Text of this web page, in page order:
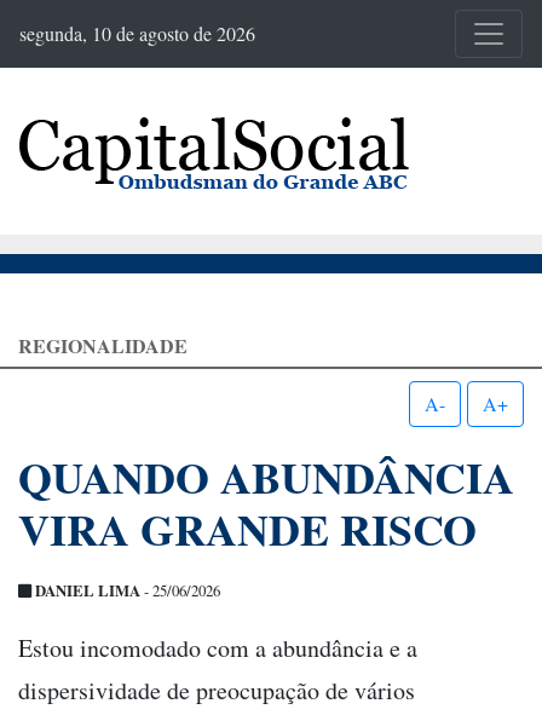
segunda, 10 de agosto de 2026
REGIONALIDADE
A- A+
QUANDO ABUNDÂNCIA
VIRA GRANDE RISCO
DANIEL LIMA- 25/06/2026
Estou incomodado com a abundância e a
dispersividade de preocupação de vários